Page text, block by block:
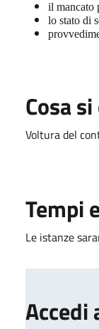
il mancato
lo stato di
Cosa
Voltura del
Tempi
Le istanze
Accedi